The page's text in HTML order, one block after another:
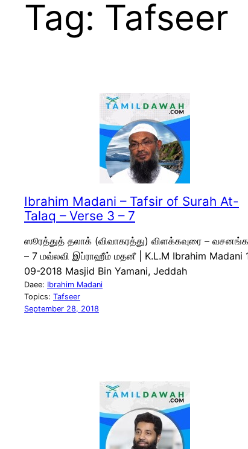
Tag: Tafseer
Ibrahim Madani – Tafsir of Surah At-
Talaq – Verse 3 – 7
ஸூரத்துத் தலாக் (விவாகரத்து) விளக்கவுரை –
– 7 மவ்லவி இப்ராஹீம் மதனீ | K.L.M Ibrahim Madani
09-2018 Masjid Bin Yamani, Jeddah
Daee: Ibrahim Madani
Topics: Tafseer
September 28, 2018